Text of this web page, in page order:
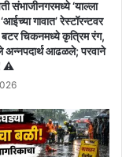
संभाजीनगरमध्ये ‘याल्ला
गावात’ रेस्टॉरन्टवर
बटर चिकनमध्ये कृत्रिम रंग,
अन्नपदार्थ आढळले; परवाने
⚠️